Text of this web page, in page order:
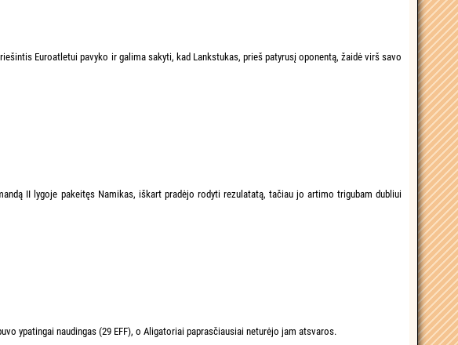
Euroatletui pavyko ir galima sakyti, kad Lankstukas, prieš patyrusį oponentą, žaidė virš savo
II lygoje pakeitęs Namikas, iškart pradėjo rodyti rezulatatą, tačiau jo artimo trigubam dubliui
ypatingai naudingas (29 EFF), o Aligatoriai paprasčiausiai neturėjo jam atsvaros.